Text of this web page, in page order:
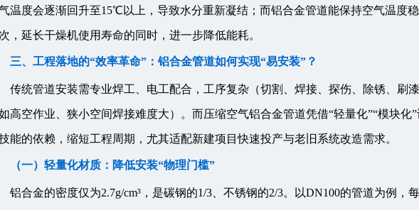
温度会逐渐回升至15℃以上，导致水分重新凝结；而铝合金管道能保持空气温度
，延长干燥机使用寿命的同时，进一步降低能耗。
三、工程落地的“效率革命”：铝合金管道如何实现“易安装”？
传统管道安装需专业焊工、电工配合，工序复杂（切割、焊接、探伤、除锈、刷
高空作业、狭小空间焊接难度大）。而压缩空气铝合金管道凭借“轻量化”“模块化
能的依赖，缩短工程周期，尤其适配新建项目快速投产与老旧系统改造需求。
（一）轻量化材质：降低安装“物理门槛”
铝合金的密度仅为2.7g/cm³，是碳钢的1/3、不锈钢的2/3。以DN100的管道为例，